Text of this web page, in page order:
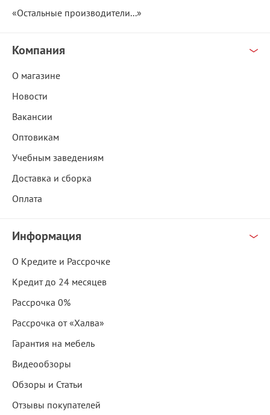
«Остальные производители...»
Компания
О магазине
Новости
Вакансии
Оптовикам
Учебным заведениям
Доставка и сборка
Оплата
Информация
О Кредите и Рассрочке
Кредит до 24 месяцев
Рассрочка 0%
Рассрочка от «Халва»
Гарантия на мебель
Видеообзоры
Обзоры и Статьи
Отзывы покупателей